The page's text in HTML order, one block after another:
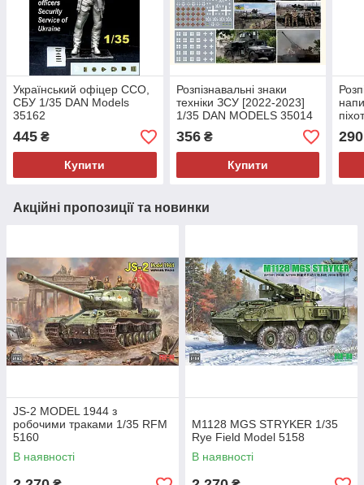
Український офіцер ССО,
СБУ 1/35 DАN Models
35162
445 ₴
Купити
Розпізнавальні знаки
техніки ЗСУ [2022-2023]
1/35 DAN MODELS 35014
356₴
Купити
290
Акційні пропозиції та новинки
JS-2 MODEL 1944 з
робочими траками 1/35 RFM
5160
В наявності
M1128 MGS STRYKER 1/35
Rye Field Model 5158
В наявності